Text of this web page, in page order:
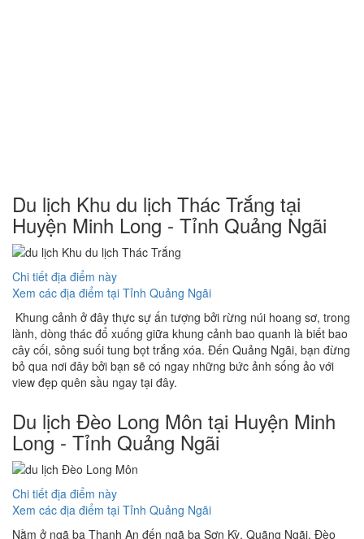
Du lịch Khu du lịch Thác Trắng tại
Huyện Minh Long - Tỉnh Quảng Ngãi
Chi tiết địa điểm này
Xem các địa điểm tại Tỉnh Quảng Ngãi
Khung cảnh ở đây thực sự ấn tượng bởi rừng núi hoang sơ, trong
lành, dòng thác đổ xuống giữa khung cảnh bao quanh là biết bao
cây cối, sông suối tung bọt trắng xóa. Đến Quảng Ngãi, bạn đừng
bỏ qua nơi đây bởi bạn sẽ có ngay những bức ảnh sống ảo với
view đẹp quên sầu ngay tại đây.
Du lịch Đèo Long Môn tại Huyện Minh
Long - Tỉnh Quảng Ngãi
Chi tiết địa điểm này
Xem các địa điểm tại Tỉnh Quảng Ngãi
Nằm ở ngã ba Thanh An đến ngã ba Sơn Kỳ, Quãng Ngãi. Đèo